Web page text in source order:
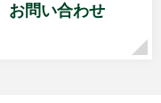
お問い合わせ